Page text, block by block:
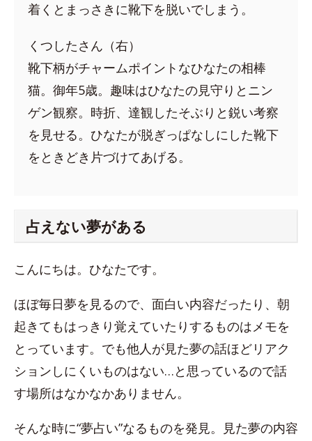
着くとまっさきに靴下を脱いでしまう。
くつしたさん（右）
靴下柄がチャームポイントなひなたの相棒
猫。御年5歳。趣味はひなたの見守りとニン
ゲン観察。時折、達観したそぶりと鋭い考察
を見せる。ひなたが脱ぎっぱなしにした靴下
をときどき片づけてあげる。
占えない夢がある
こんにちは。ひなたです。
ほぼ毎日夢を見るので、面白い内容だったり、朝
起きてもはっきり覚えていたりするものはメモを
とっています。でも他人が見た夢の話ほどリアク
ションしにくいものはない…と思っているので話
す場所はなかなかありません。
そんな時に“夢占い”なるものを発見。見た夢の内容